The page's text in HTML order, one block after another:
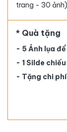
trang - 30 ảnh)
* Quà tặng
- 5 Ảnh lụa
- 1 Silde
- Tặng chi